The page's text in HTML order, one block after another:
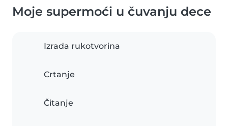
Moje supermoći u čuvanju dece
Izrada rukotvorina
Crtanje
Čitanje